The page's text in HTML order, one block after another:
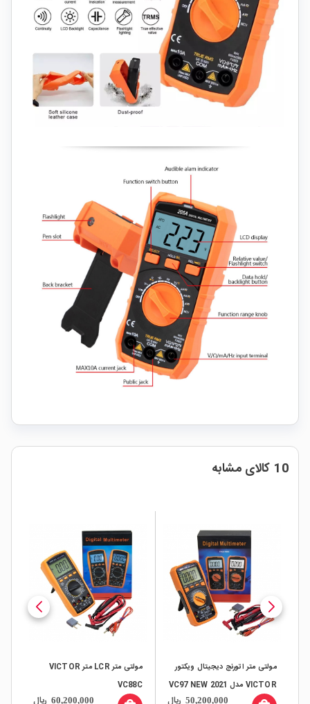
10 کالای مشابه
مولتی متر اتورنج دیجیتال ویکتور
VICTOR مدل VC97 NEW 2021
50,200,000 ریال
مولتی متر LCR متر VICTOR
VC88C
60,200,000 ریال